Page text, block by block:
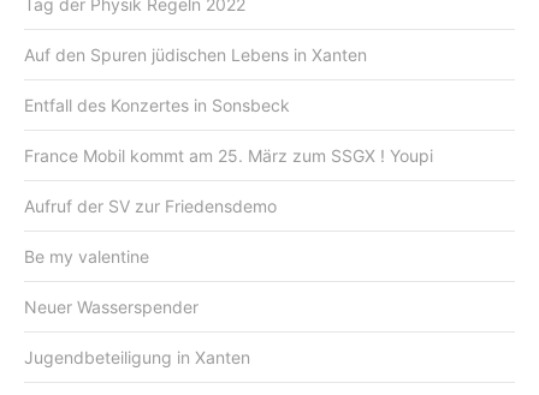
Tag der Physik Regeln 2022
Auf den Spuren jüdischen Lebens in Xanten
Entfall des Konzertes in Sonsbeck
France Mobil kommt am 25. März zum SSGX ! Youpi
Aufruf der SV zur Friedensdemo
Be my valentine
Neuer Wasserspender
Jugendbeteiligung in Xanten